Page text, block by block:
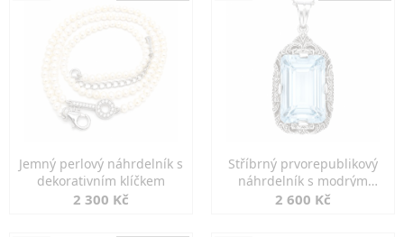
Jemný perlový náhrdelník s
dekorativním klíčkem
2 300 Kč
Stříbrný prvorepublikový
náhrdelník s modrým
spinelem
2 600 Kč